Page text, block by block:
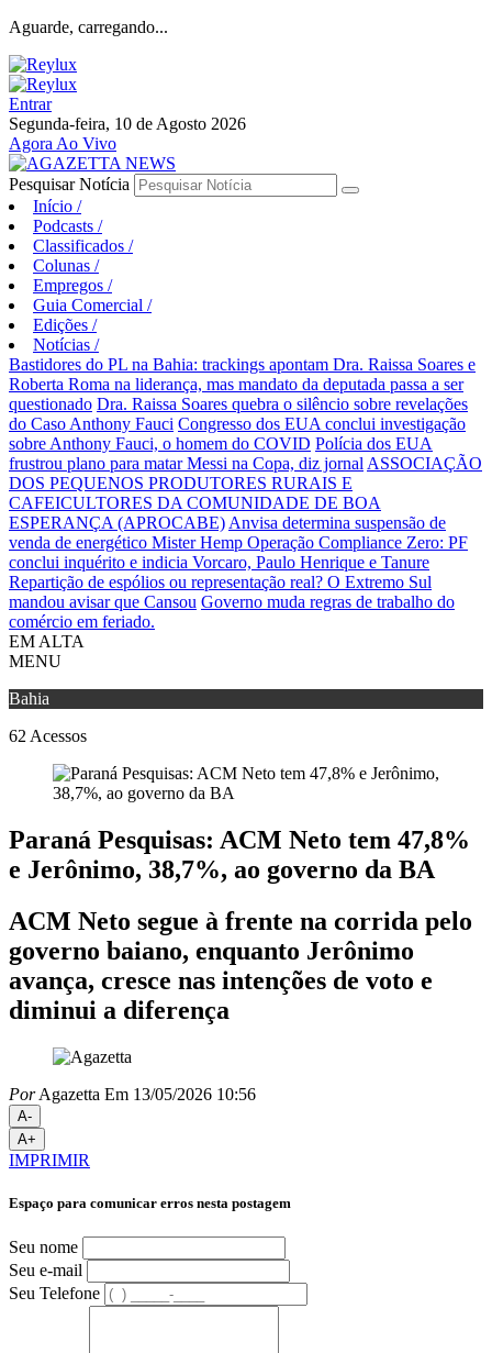
Aguarde, carregando...
Entrar
Segunda-feira, 10 de Agosto 2026
Agora Ao Vivo
Pesquisar Notícia
Início /
Podcasts /
Classificados /
Colunas /
Empregos /
Guia Comercial /
Edições /
Notícias /
Bastidores do PL na Bahia: trackings apontam Dra. Raissa Soares e
Roberta Roma na liderança, mas mandato da deputada passa a ser
questionado Dra. Raissa Soares quebra o silêncio sobre revelações
do Caso Anthony Fauci Congresso dos EUA conclui investigação
sobre Anthony Fauci, o homem do COVID Polícia dos EUA
frustrou plano para matar Messi na Copa, diz jornal ASSOCIAÇÃO
DOS PEQUENOS PRODUTORES RURAIS E
CAFEICULTORES DA COMUNIDADE DE BOA
ESPERANÇA (APROCABE) Anvisa determina suspensão de
venda de energético Mister Hemp Operação Compliance Zero: PF
conclui inquérito e indicia Vorcaro, Paulo Henrique e Tanure
Repartição de espólios ou representação real? O Extremo Sul
mandou avisar que Cansou Governo muda regras de trabalho do
comércio em feriado.
EM ALTA
MENU
Bahia
62 Acessos
Paraná Pesquisas: ACM Neto tem 47,8%
e Jerônimo, 38,7%, ao governo da BA
ACM Neto segue à frente na corrida pelo
governo baiano, enquanto Jerônimo
avança, cresce nas intenções de voto e
diminui a diferença
PorAgazetta Em 13/05/2026 10:56
A-
A+
IMPRIMIR
Espaço para comunicar erros nesta postagem
Seu nome
Seu e-mail
Seu Telefone